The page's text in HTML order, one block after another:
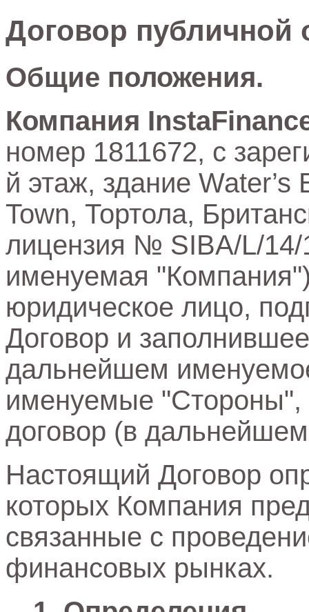
Договор
Общие положения.
Компания
номер 1811672, с
й этаж, здание
Town, Тортола,
лицензия № SIBA/L/
именуемая
юридическое лицо,
Договор и
дальнейшем
именуемые "Стороны",
договор (в
Настоящий Договор
которых Компания
связанные с
финансовых рынках.